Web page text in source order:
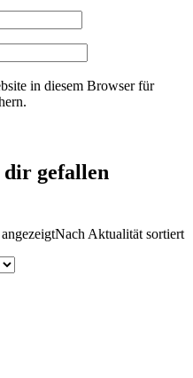
in diesem Browser für
dir gefallen
Nach Aktualität sortiert